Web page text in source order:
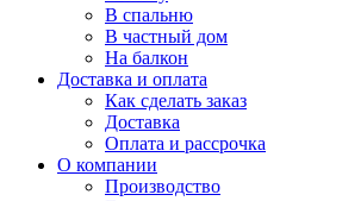
В спальню
В частный дом
На балкон
Доставка и оплата
Как сделать заказ
Доставка
Оплата и рассрочка
О компании
Производство